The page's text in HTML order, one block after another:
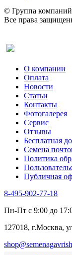
© Группа
Все права
О компании
Оплата
Новости
Статьи
Контакты
Фотогалерея​
Сервис
Отзывы
Бесплатная
Семена
Политика
Публичная
8-495-902-77-18
Пн-Пт с 9:00 до
127018, г.Москва,